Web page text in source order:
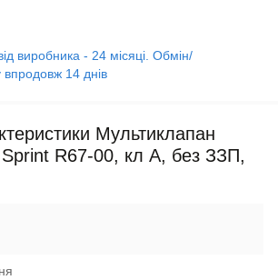
виробника - 24 місяці. Обмін/
14 днів
Мультиклапан
R67-00, кл А, без ЗЗП,